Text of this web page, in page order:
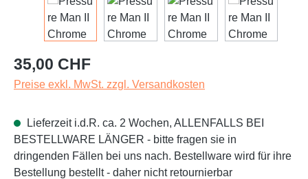
Regulärer Preis:
35,00 CHF
Preise exkl. MwSt. zzgl. Versandkosten
Lieferzeit i.d.R. ca. 2 Wochen, ALLENFALLS BEI
BESTELLWARE LÄNGER - bitte fragen sie in
dringenden Fällen bei uns nach. Bestellware wird für ihre
Bestellung bestellt - daher nicht retournierbar